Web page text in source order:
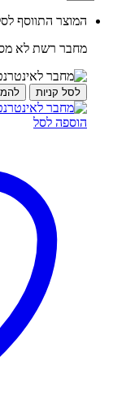
המוצר התווסף
מחבר רשת לא מסוכך -
לסל קניות
הוספה לסל